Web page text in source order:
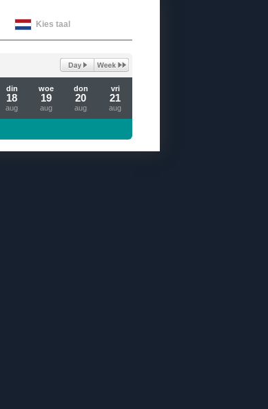
Kies taal
din
18
aug
woe
19
aug
don
20
aug
vri
21
aug